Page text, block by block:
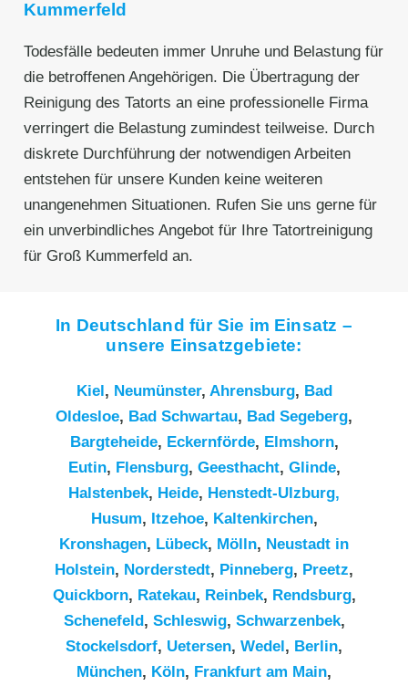
Kummerfeld
Todesfälle bedeuten immer Unruhe und Belastung für
die betroffenen Angehörigen. Die Übertragung der
Reinigung des Tatorts an eine professionelle Firma
verringert die Belastung zumindest teilweise. Durch
diskrete Durchführung der notwendigen Arbeiten
entstehen für unsere Kunden keine weiteren
unangenehmen Situationen. Rufen Sie uns gerne für
ein unverbindliches Angebot für Ihre Tatortreinigung
für Groß Kummerfeld an.
In Deutschland für Sie im Einsatz –
unsere Einsatzgebiete:
Kiel , Neumünster, Ahrensburg, Bad
Oldesloe, Bad Schwartau, Bad Segeberg,
Bargteheide, Eckernförde, Elmshorn,
Eutin, Flensburg, Geesthacht, Glinde,
Halstenbek, Heide, Henstedt-Ulzburg,
Husum, Itzehoe, Kaltenkirchen,
Kronshagen, Lübeck, Mölln, Neustadt in
Holstein, Norderstedt, Pinneberg, Preetz,
Quickborn, Ratekau, Reinbek, Rendsburg,
Schenefeld , Schleswig, Schwarzenbek,
Stockelsdorf, Uetersen, Wedel , Berlin,
München, Köln, Frankfurt am Main,